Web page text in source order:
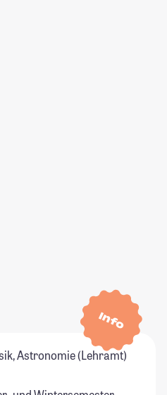
Info
Astronomie (Lehramt)